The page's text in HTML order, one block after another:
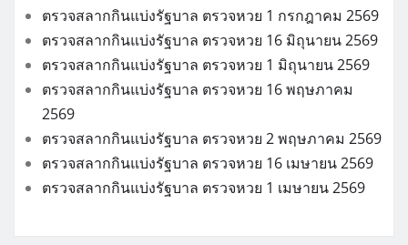
ตรวจสลากกินแบ่งรัฐบาล ตรวจหวย 1 กรกฎาคม 2569
ตรวจสลากกินแบ่งรัฐบาล ตรวจหวย 16 มิถุนายน 2569
ตรวจสลากกินแบ่งรัฐบาล ตรวจหวย 1 มิถุนายน 2569
ตรวจสลากกินแบ่งรัฐบาล ตรวจหวย 16 พฤษภาคม
2569
ตรวจสลากกินแบ่งรัฐบาล ตรวจหวย 2 พฤษภาคม 2569
ตรวจสลากกินแบ่งรัฐบาล ตรวจหวย 16 เมษายน 2569
ตรวจสลากกินแบ่งรัฐบาล ตรวจหวย 1 เมษายน 2569